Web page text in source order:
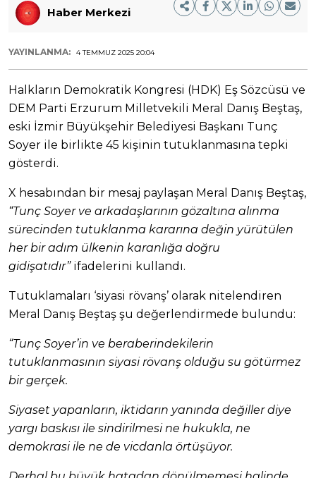
Haber Merkezi
YAYINLANMA: 4 TEMMUZ 2025 20:04
Halkların Demokratik Kongresi (HDK) Eş Sözcüsü ve
DEM Parti Erzurum Milletvekili Meral Danış Beştaş,
eski İzmir Büyükşehir Belediyesi Başkanı Tunç
Soyer ile birlikte 45 kişinin tutuklanmasına tepki
gösterdi.
X hesabından bir mesaj paylaşan Meral Danış Beştaş,
“Tunç Soyer ve arkadaşlarının gözaltına alınma
sürecinden tutuklanma kararına değin yürütülen
her bir adım ülkenin karanlığa doğru
gidişatıdır” ifadelerini kullandı.
Tutuklamaları ‘siyasi rövanş’ olarak nitelendiren
Meral Danış Beştaş şu değerlendirmede bulundu:
“Tunç Soyer’in ve beraberindekilerin
tutuklanmasının siyasi rövanş olduğu su götürmez
bir gerçek.
Siyaset yapanların, iktidarın yanında değiller diye
yargı baskısı ile sindirilmesi ne hukukla, ne
demokrasi ile ne de vicdanla örtüşüyor.